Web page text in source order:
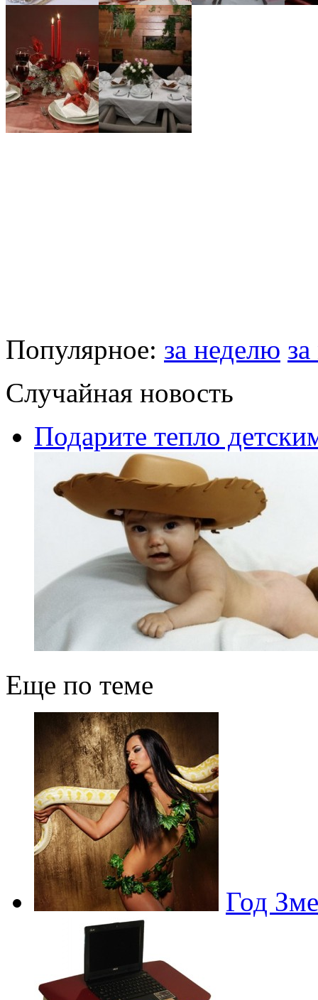
Популярное: за неделю
Случайная новость
Подарите тепло
Еще по теме
Год